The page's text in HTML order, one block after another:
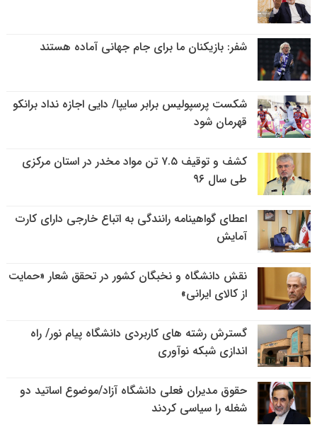
شفر: بازیکنان ما برای جام جهانی آماده هستند
شکست پرسپولیس برابر سایپا/ دایی اجازه نداد برانکو
قهرمان شود
کشف و توقیف ۷.۵ تن مواد مخدر در استان مرکزی
طی سال ۹۶
اعطای گواهینامه رانندگی به اتباع خارجی دارای کارت
آمایش
نقش دانشگاه و نخبگان کشور در تحقق شعار «حمایت
از کالای ایرانی»
گسترش رشته های کاربردی دانشگاه پیام نور/ راه
اندازی شبکه نوآوری
حقوق مدیران فعلی دانشگاه آزاد/موضوع اساتید دو
شغله را سیاسی کردند